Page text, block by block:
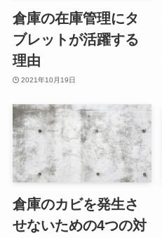
倉庫の在庫管理にタ
ブレットが活躍する
理由
2021年10月19日
倉庫のカビを発生さ
せないための4つの対